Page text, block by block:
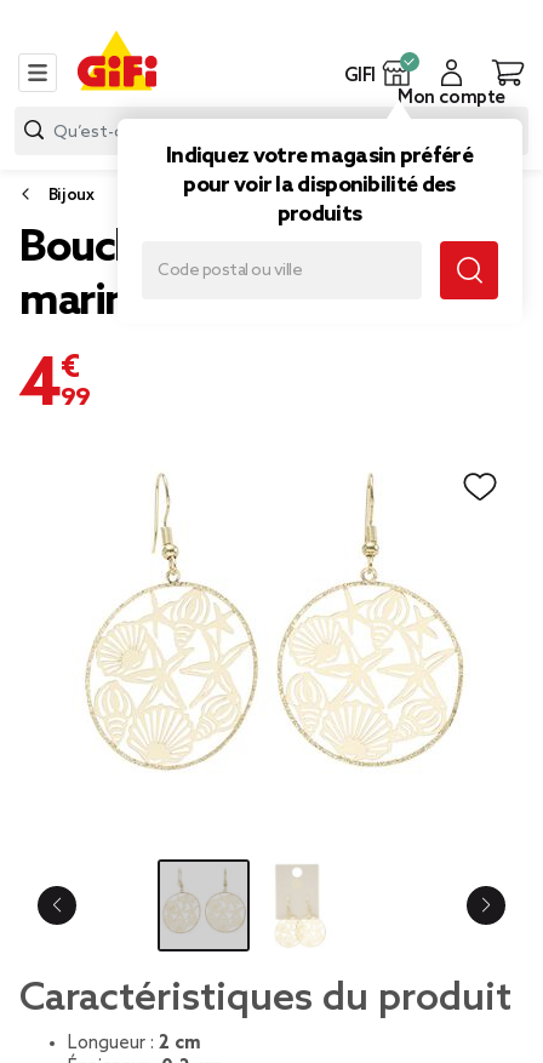
GIFI
Indiquez votre magasin préféré
pour voir la disponibilité des
produits
Mon compte
Bijoux
Boucles d'oreilles filigrane
marin laiton doré L2cm
4,99 €
Caractéristiques du produit
Longueur : 2 cm